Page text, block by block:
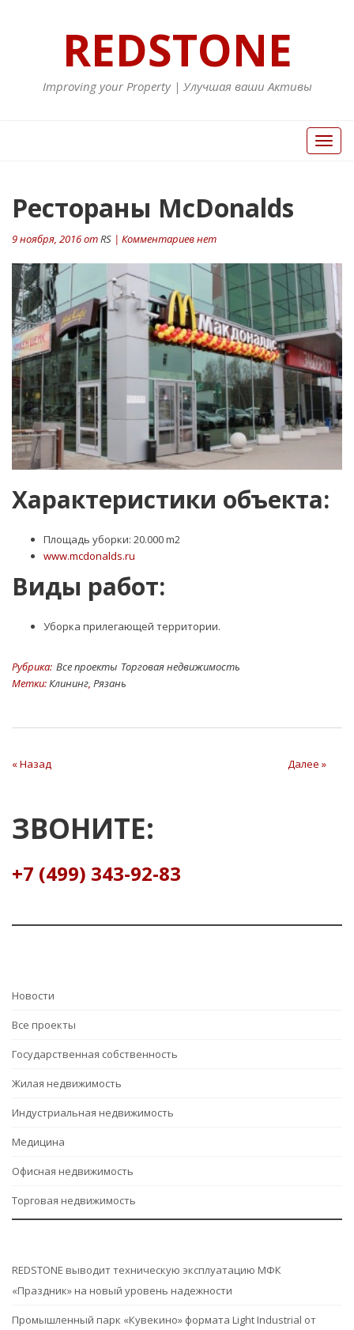
REDSTONE
Improving your Property | Улучшая ваши Активы
Вкл/
Выкл
Рестораны McDonalds
9 ноября, 2016 отRS | Комментариев нет
Характеристики объекта:
Площадь уборки: 20.000 m2
www.mcdonalds.ru
Виды работ:
Уборка прилегающей территории.
Рубрика: Все проекты Торговая недвижимость
Метки:Клининг, Рязань
Навигация
по
записям
« Назад Далее »
ЗВОНИТЕ:
+7 (499) 343-92-83
Hовости
Все проекты
Государственная собственность
Жилая недвижимость
Индустриальная недвижимость
Медицина
Офисная недвижимость
Торговая недвижимость
REDSTONE выводит техническую эксплуатацию МФК
«Праздник» на новый уровень надежности
Промышленный парк «Кувекино» формата Light Industrial от